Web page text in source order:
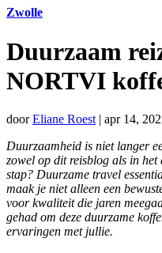
Zwolle
Duurzaam
NORTVI
doorEliane Roest | apr 14,
Duurzaamheid is niet langer
zowel op dit reisblog als in
stap? Duurzame travel
maak je niet alleen een
voor kwaliteit die jaren
gehad om deze duurzame
ervaringen met jullie.